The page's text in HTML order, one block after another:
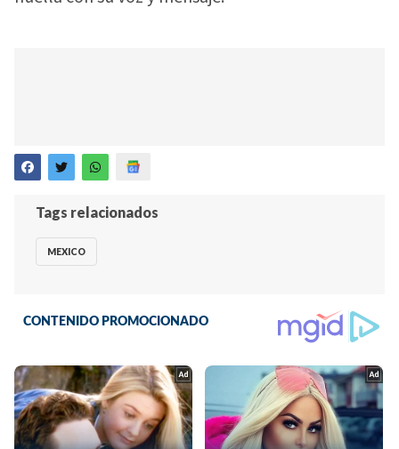
Tags relacionados
MEXICO